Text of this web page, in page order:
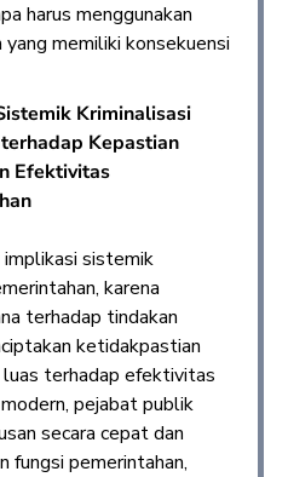
harus menggunakan
memiliki konsekuensi
Kriminalisasi
Kepastian
Efektivitas
implikasi sistemik
karena
terhadap tindakan
ketidakpastian
luas terhadap efektivitas
pejabat publik
secara cepat dan
fungsi pemerintahan,